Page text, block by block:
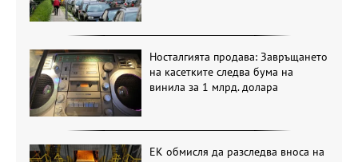
Носталгията продава: Завръщането
на касетките следва бума на
винила за 1 млрд. долара
ЕК обмисля да разследва вноса на